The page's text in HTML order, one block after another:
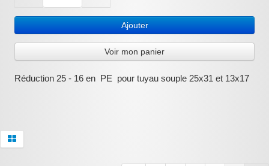
Ajouter
Voir mon panier
Réduction 25 - 16 en PE pour tuyau souple 25x31 et 13x17